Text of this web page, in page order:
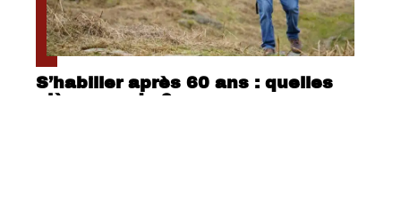
S’habiller après 60 ans : quelles
pièces mode ?